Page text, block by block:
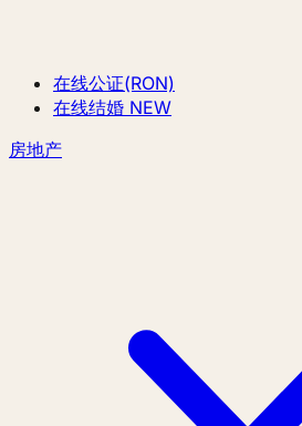
在线公证(RON)
在线结婚 NEW
房地产